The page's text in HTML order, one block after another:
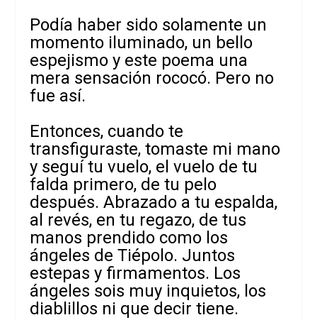
Podía haber sido solamente un
momento iluminado, un bello
espejismo y este poema una
mera sensación rococó. Pero no
fue así.
Entonces, cuando te
transfiguraste, tomaste mi mano
y seguí tu vuelo, el vuelo de tu
falda primero, de tu pelo
después. Abrazado a tu espalda,
al revés, en tu regazo, de tus
manos prendido como los
ángeles de Tiépolo. Juntos
estepas y firmamentos. Los
ángeles sois muy inquietos, los
diablillos ni que decir tiene.